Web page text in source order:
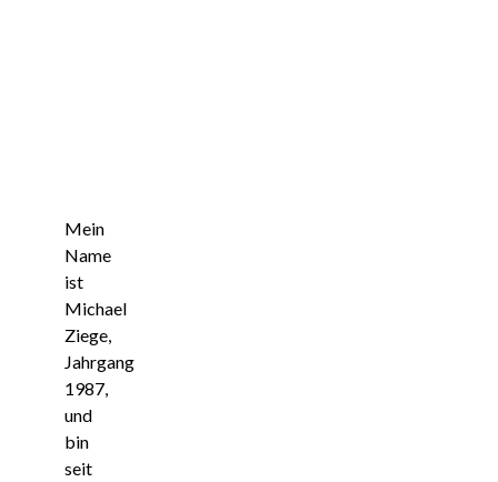
Mein
Name
ist
Michael
Ziege,
Jahrgang
1987,
und
bin
seit